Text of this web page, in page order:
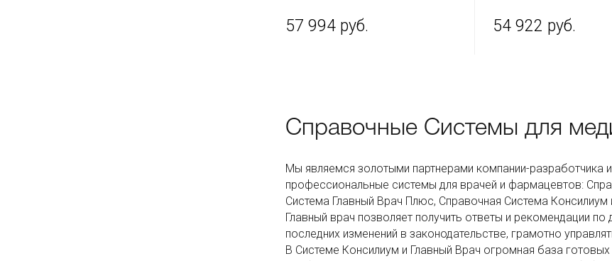
57 994 руб. 54 922 руб.
Справочные Системы для
Мы являемся золотыми партнерами компании-разработчика
профессиональные системы для врачей и фармацевтов:
Система Главный Врач Плюс, Справочная Система
Главный врач позволяет получить ответы и рекомендации
последних изменений в законодательстве, грамотно
В Сиcтеме Консилиум и Главный Врач огромная база